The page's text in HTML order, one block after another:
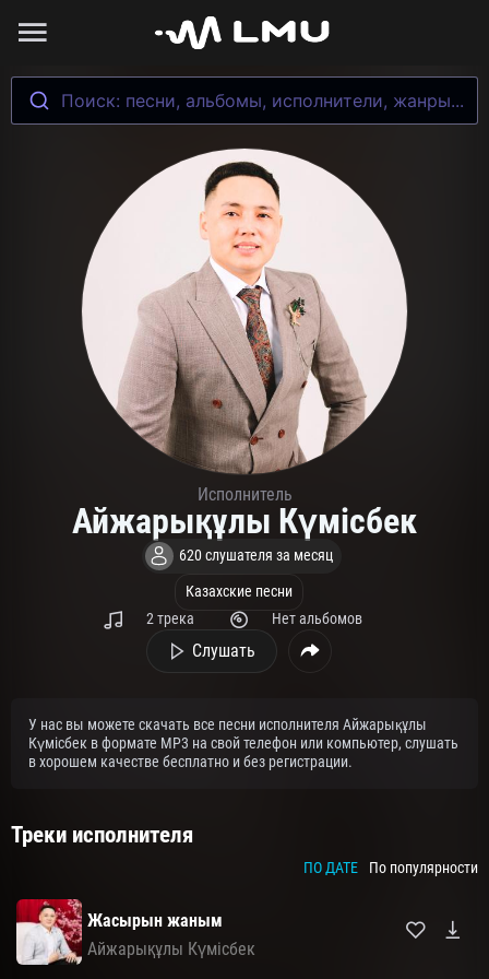
Поиск: песни, альбомы, исполнители, жанры...
Исполнитель
Айжарықұлы Күмісбек
620 слушателя за месяц
Казахские песни
2 трека
Нет альбомов
Слушать
У нас вы можете скачать все песни исполнителя Айжарықұлы
Күмісбек в формате MP3 на свой телефон или компьютер, слушать
в хорошем качестве бесплатно и без регистрации.
Треки исполнителя
ПО ДАТЕ По популярности
Жасырын жаным
Айжарықұлы Күмісбек